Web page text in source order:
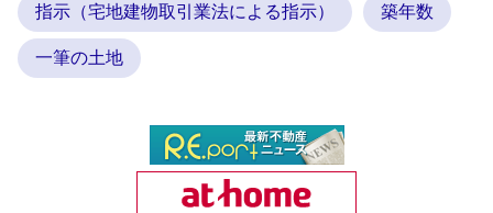
指示（宅地建物取引業法による指示） 築年数
一筆の土地